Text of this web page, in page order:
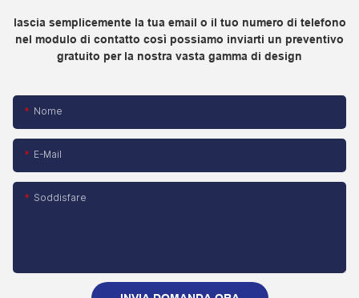
lascia semplicemente la tua email o il tuo numero di telefono
nel modulo di contatto così possiamo inviarti un preventivo
gratuito per la nostra vasta gamma di design
Nome
E-Mail
Soddisfare